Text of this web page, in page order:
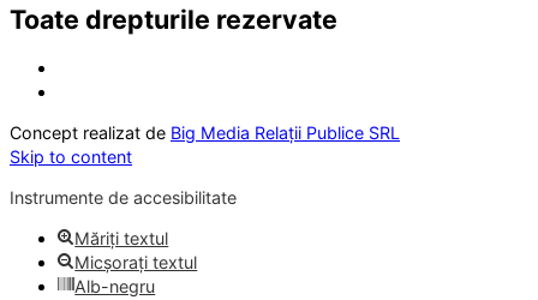
Toate drepturile rezervate
Concept realizat de Big Media Relații Publice SRL
Skip to content
Instrumente de accesibilitate
Măriți textul
Micșorați textul
Alb-negru